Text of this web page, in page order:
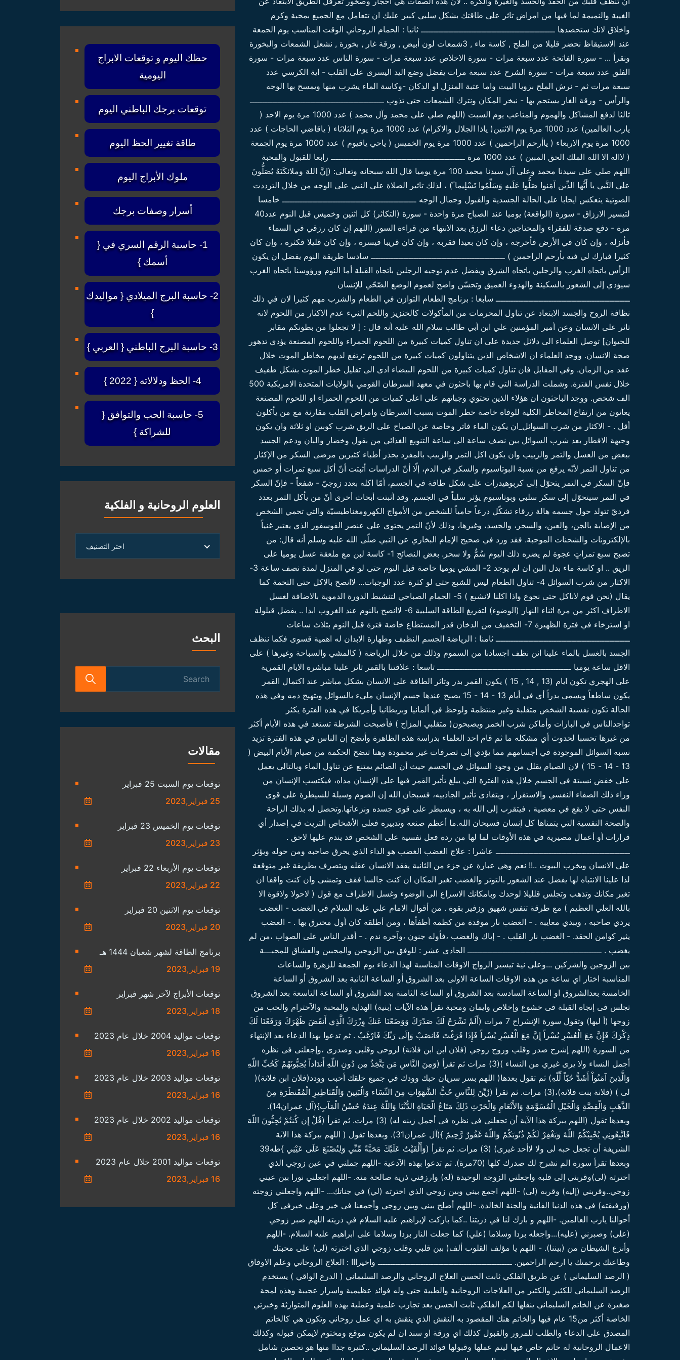
حظك اليوم و توقعات الابراج
اليومية
توقعات برجك الباطني اليوم
طاقة تغيير الحظ اليوم
ملوك الأبراج اليوم
أسرار وصفات برجك
1- حاسبة الرقم السري في {
أسمك }
2- حاسبة البرج الميلادي { مواليدك
}
3- حاسبة البرج الباطني { العربي }
4- الحظ ودلالاته { 2022 }
5- حاسبة الحب والتوافق {
للشراكة }
العلوم الروحانية و الفلكية
الروحانية
الفلكية
اختر التصنيف
البحث
مقالات
توقعات يوم السبت 25 فبراير
25 فبراير,2023
توقعات يوم الخميس 23 فبراير
23 فبراير,2023
توقعات يوم الأربعاء 22 فبراير
22 فبراير,2023
توقعات يوم الاثنين 20 فبراير
20 فبراير,2023
برنامج الطاقة لشهر شعبان 1444 هـ
19 فبراير,2023
توقعات الأبراج لآخر شهر فبراير
18 فبراير,2023
توقعات مواليد 2004 خلال عام 2023
16 فبراير,2023
توقعات مواليد 2003 خلال عام 2023
16 فبراير,2023
توقعات مواليد 2002 خلال عام 2023
16 فبراير,2023
توقعات مواليد 2001 خلال عام 2023
16 فبراير,2023